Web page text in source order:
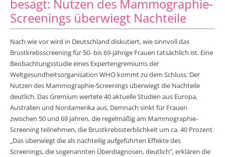
besagt: Nutzen des Mammographie-
Screenings überwiegt Nachteile
Nach wie vor wird in Deutschland diskutiert, wie sinnvoll das
Brustkrebsscreening für 50- bis 69-jährige Frauen tatsächlich ist. Eine
Beobachtungsstudie eines Expertengremiums der
Weltgesundheitsorganisation WHO kommt zu dem Schluss: Der
Nutzen des Mammographie-Screenings überwiegt die Nachteile
deutlich. Das Gremium wertete 40 aktuelle Studien aus Europa,
Australien und Nordamerika aus. Demnach sinkt für Frauen
zwischen 50 und 69 Jahren, die regelmäßig am Mammographie-
Screening teilnehmen, die Brustkrebssterblichkeit um ca. 40 Prozent.
„Das überwiegt die als nachteilig aufgeführten Effekte des
Screenings, die sogenannten Überdiagnosen, deutlich“, erklären die